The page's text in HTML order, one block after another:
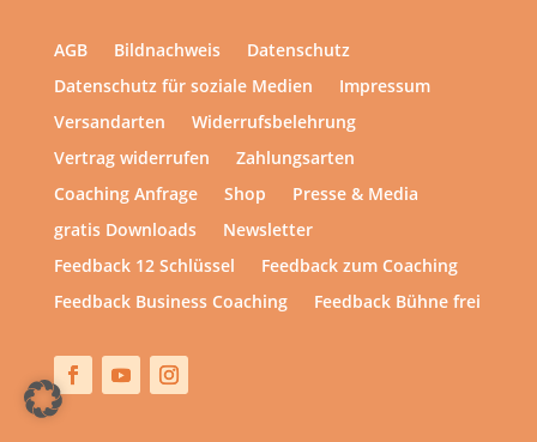
AGB Bildnachweis
Datenschutz
Datenschutz für soziale Medien
Impressum
Versandarten
Widerrufsbelehrung
Vertrag widerrufen
Zahlungsarten
Coaching Anfrage
Shop
Presse & Media
gratis Downloads
Newsletter
Feedback 12 Schlüssel
Feedback zum Coaching
Feedback Business Coaching
Feedback Bühne frei